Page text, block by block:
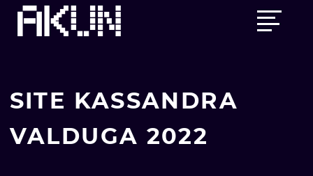
Main
Skip
SITE KASSANDRA
VALDUGA 2022